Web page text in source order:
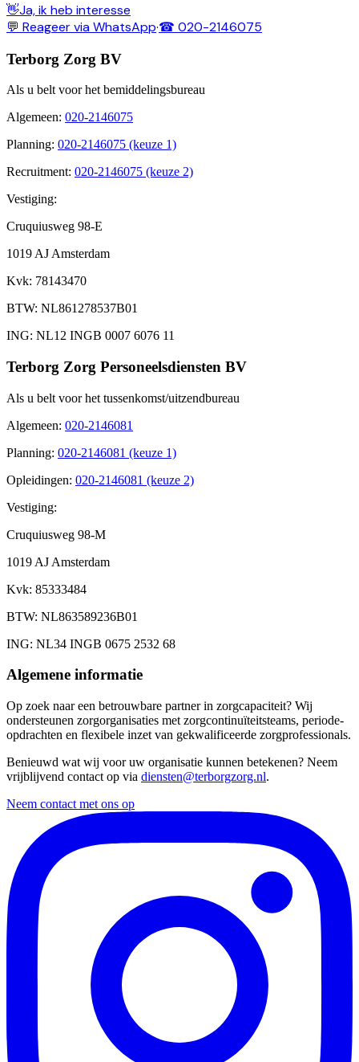
👋Ja, ik heb interesse
💬 Reageer via WhatsApp·☎ 020-2146075
Terborg Zorg BV
Als u belt voor het bemiddelingsbureau
Algemeen: 020-2146075
Planning: 020-2146075 (keuze 1)
Recruitment: 020-2146075 (keuze 2)
Vestiging:
Cruquiusweg 98-E
1019 AJ Amsterdam
Kvk: 78143470
BTW: NL861278537B01
ING: NL12 INGB 0007 6076 11
Terborg Zorg Personeelsdiensten BV
Als u belt voor het tussenkomst/uitzendbureau
Algemeen: 020-2146081
Planning: 020-2146081 (keuze 1)
Opleidingen: 020-2146081 (keuze 2)
Vestiging:
Cruquiusweg 98-M
1019 AJ Amsterdam
Kvk: 85333484
BTW: NL863589236B01
ING: NL34 INGB 0675 2532 68
Algemene informatie
Op zoek naar een betrouwbare partner in zorgcapaciteit? Wij
ondersteunen zorgorganisaties met zorgcontinuïteitsteams, periode-
opdrachten en flexibele inzet van gekwalificeerde zorgprofessionals.
Benieuwd wat wij voor uw organisatie kunnen betekenen? Neem
vrijblijvend contact op via diensten@terborgzorg.nl.
Neem contact met ons op